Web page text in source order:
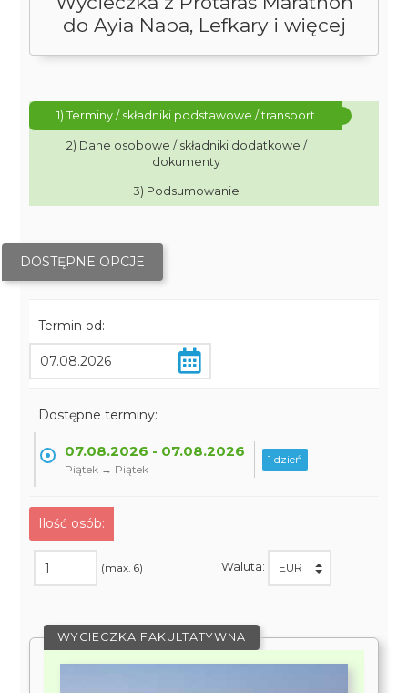
do Ayia Napa, Lefkary i więcej
1) Terminy / składniki podstawowe / transport
2) Dane osobowe / składniki dodatkowe /
dokumenty
3) Podsumowanie
DOSTĘPNE OPCJE
Termin od:
Dostępne terminy:
07.08.2026 - 07.08.2026
Piątek → Piątek
1 dzień
Ilość osób:
(max. 6) Waluta:
WYCIECZKA FAKULTATYWNA